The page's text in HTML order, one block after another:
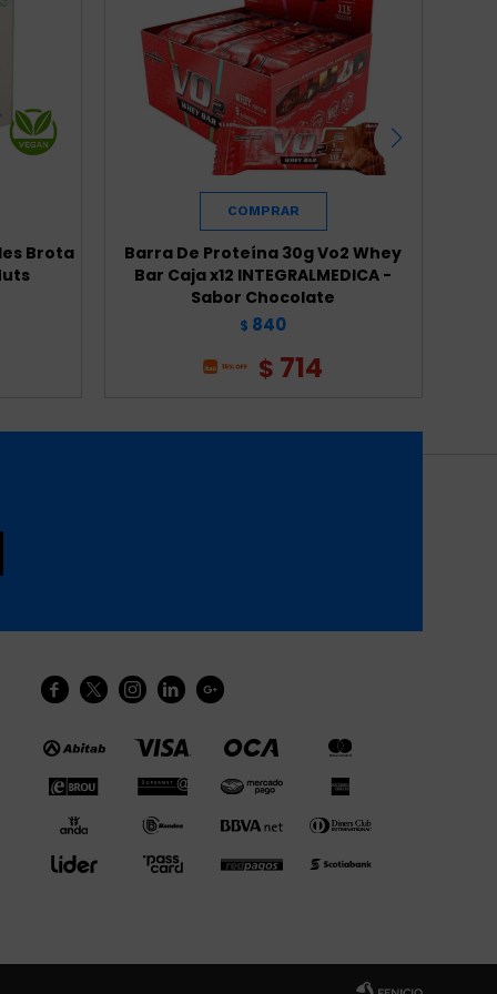
Brota
Barra De Proteína 30g Vo2 Whey
Bar Caja x12 INTEGRALMEDICA -
Sabor Chocolate
$ 840
$ 714
    